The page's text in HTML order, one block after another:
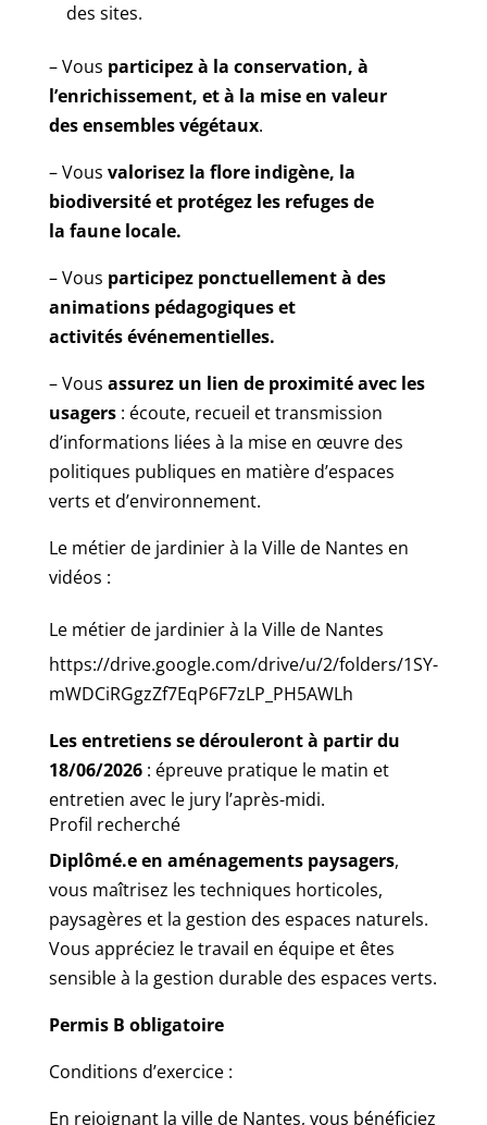
des sites.
– Vous participez à la conservation, à
l’enrichissement, et à la mise en valeur
desensembles végétaux.
– Vous valorisez la flore indigène, la
biodiversité et protégez les refuges de
la faune locale.
– Vous participez ponctuellement à des
animations pédagogiques et
activités événementielles.
– Vous assurez un lien de proximité avec les
usagers: écoute, recueil et transmission
d’informations liées à la mise en œuvre des
politiques publiques en matière d’espaces
verts et d’environnement.
Le métier de jardinier à la Ville de Nantes en
vidéos :
Le métier de jardinier à la Ville de Nantes
https://drive.google.com/drive/u/2/folders/1SY-
mWDCiRGgzZf7EqP6F7zLP_PH5AWLh
Les entretiens se dérouleront à partir du
18/06/2026: épreuve pratique le matin et
entretien avec le jury l’après-midi.
Profil recherché
Diplômé.e en aménagements paysagers,
vous maîtrisez les techniques horticoles,
paysagères et la gestion des espaces naturels.
Vous appréciez le travail en équipe et êtes
sensible à la gestion durable des espaces verts.
Permis B obligatoire
Conditions d’exercice :
En rejoignant la ville de Nantes, vous bénéficiez